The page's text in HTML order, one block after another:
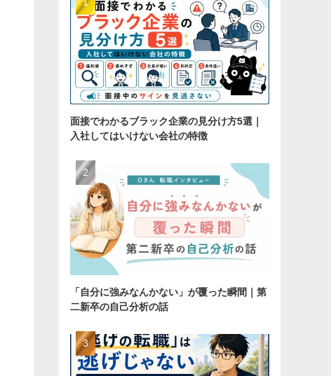
面接でわかるブラック企業の見分け方5選｜
入社してはいけない会社の特徴
「自分に強みなんかない」が覆った瞬間｜第
二新卒の自己分析の話